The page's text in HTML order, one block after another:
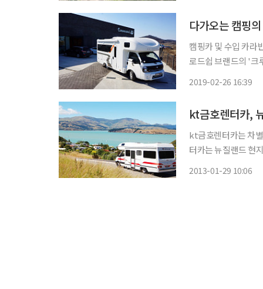
캠핑카 및 수입 카라
로드쉽 브랜드의 '크루즈
2019-02-26 16:39
kt금호렌터카,
kt금호렌터카는 차별
터카는 뉴질랜드 현
2013-01-29 10:06